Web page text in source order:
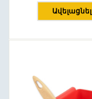
Ավելացնել